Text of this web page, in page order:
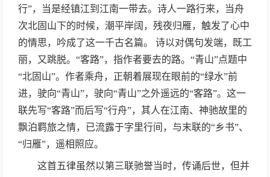
行”，当是经镇江到江南一带去。诗人一路行来，当舟
次北固山下的时候，潮平岸阔，残夜归雁，触发了心中
的情思，吟成了这一千古名篇。 诗以对偶句发端，既工
丽，又跳脱。“客路”，指作者要去的路。“青山”点题中
“北固山”。作者乘舟，正朝着展现在眼前的“绿水”前
进，驶向“青山”，驶向“青山”之外遥远的“客路”。这一
联先写“客路”而后写“行舟”，其人在江南、神驰故里的
飘泊羁旅之情，已流露于字里行间，与末联的“乡书”、
“归雁”，遥相照应。
这首五律虽然以第三联驰誉当时，传诵后世，但并